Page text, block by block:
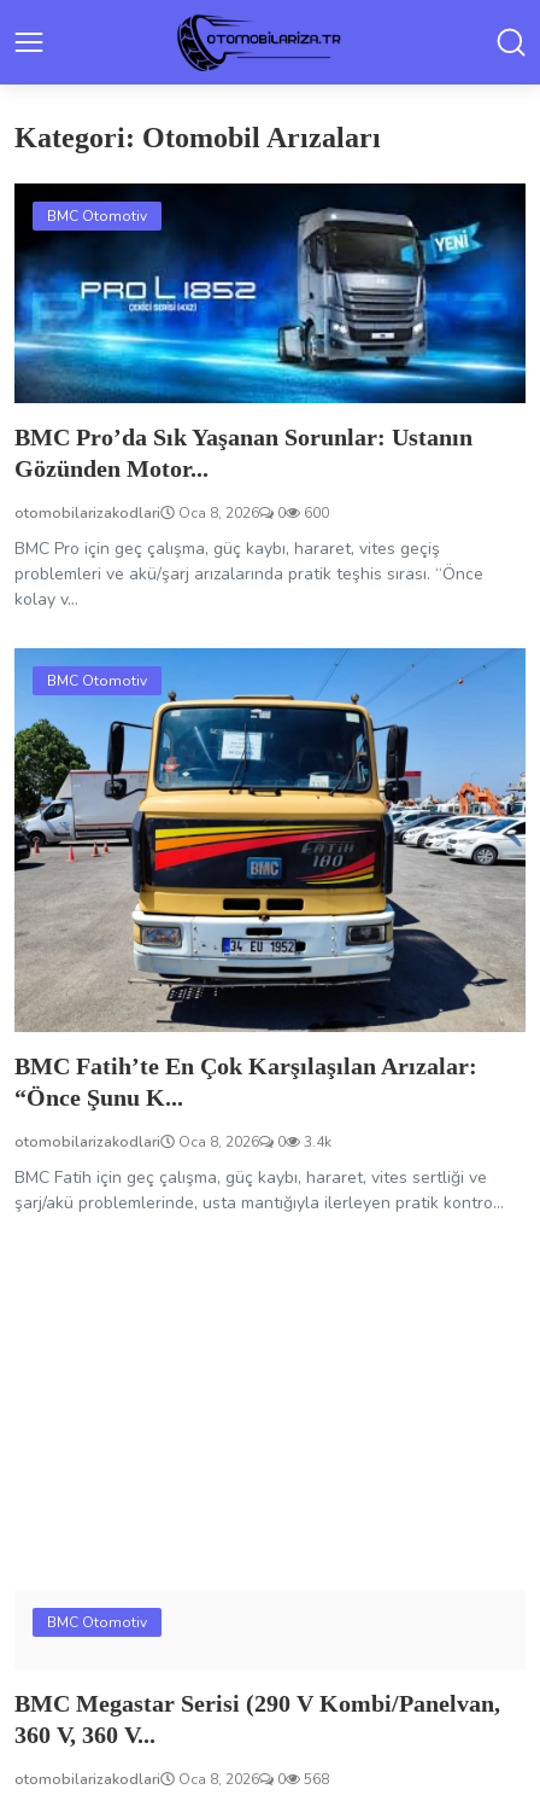
Kategori: Otomobil Arızaları
BMC Otomotiv
BMC Pro’da Sık Yaşanan Sorunlar: Ustanın
Gözünden Motor...
otomobilarizakodlari Oca 8, 2026 0 600
BMC Pro için geç çalışma, güç kaybı, hararet, vites geçiş
problemleri ve akü/şarj arızalarında pratik teşhis sırası. “Önce
kolay v...
BMC Otomotiv
BMC Fatih’te En Çok Karşılaşılan Arızalar:
“Önce Şunu K...
otomobilarizakodlari Oca 8, 2026 0 3.4k
BMC Fatih için geç çalışma, güç kaybı, hararet, vites sertliği ve
şarj/akü problemlerinde, usta mantığıyla ilerleyen pratik kontro...
BMC Otomotiv
BMC Megastar Serisi (290 V Kombi/Panelvan,
360 V, 360 V...
otomobilarizakodlari Oca 8, 2026 0 568